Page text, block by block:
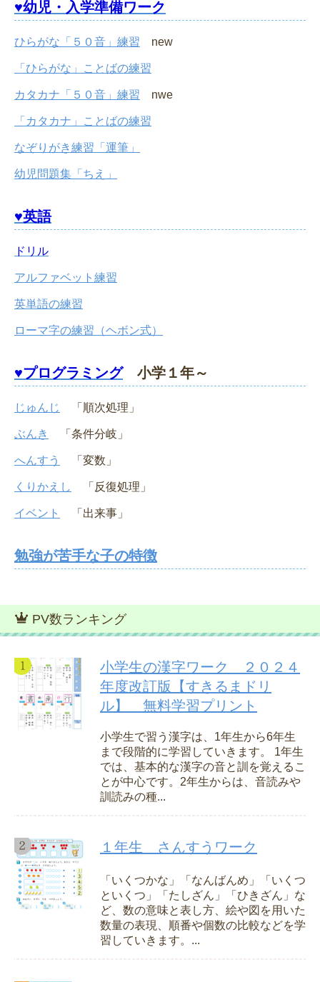
♥幼児・入学準備ワーク
ひらがな「５０音」練習 new
「ひらがな」ことばの練習
カタカナ「５０音」練習 nwe
「カタカナ」ことばの練習
なぞりがき練習「運筆」
幼児問題集「ちえ」
♥英語
ドリル
アルファベット練習
英単語の練習
ローマ字の練習（ヘボン式）
♥プログラミング小学１年～
じゅんじ 「順次処理」
ぶんき 「条件分岐」
へんすう 「変数」
くりかえし 「反復処理」
イベント 「出来事」
勉強が苦手な子の特徴
PV数ランキング
小学生の漢字ワーク ２０２４
年度改訂版【すきるまドリ
ル】 無料学習プリント
小学生で習う漢字は、1年生から6年生
まで段階的に学習していきます。 1年生
では、基本的な漢字の音と訓を覚えるこ
とが中心です。2年生からは、音読みや
訓読みの種...
１年生 さんすうワーク
「いくつかな」「なんばんめ」「いくつ
といくつ」「たしざん」「ひきざん」な
ど、数の意味と表し方、絵や図を用いた
数量の表現、順番や個数の比較などを学
習していきます。...